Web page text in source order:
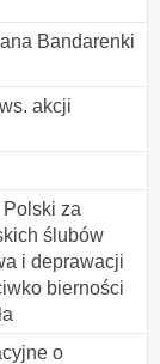
Bandarenki
akcji
Polski za
ślubów
i deprawacji
bierności
o